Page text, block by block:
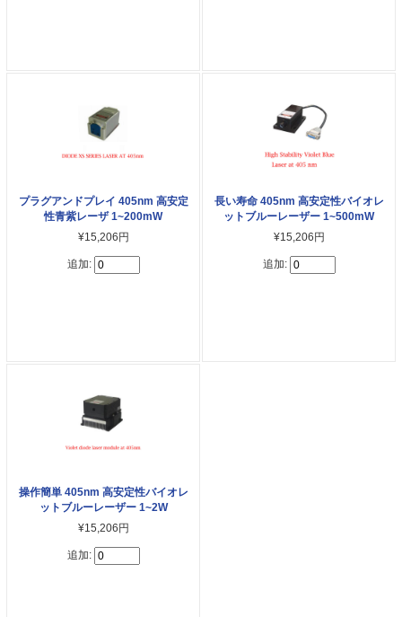
プラグアンドプレイ 405nm 高安定
性青紫レーザ 1~200mW
¥15,206円
追加:
長い寿命 405nm 高安定性バイオレ
ットブルーレーザー 1~500mW
¥15,206円
追加:
操作簡単 405nm 高安定性バイオレ
ットブルーレーザー 1~2W
¥15,206円
追加: